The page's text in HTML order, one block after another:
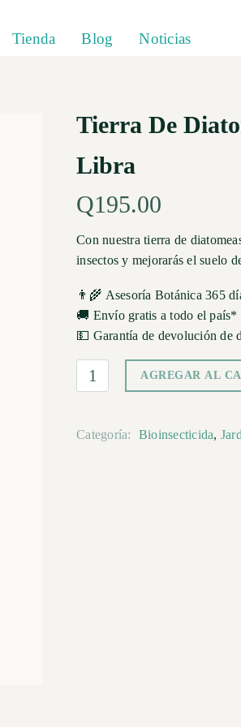
Tienda Blog Noticias
Tierra De
Libra
Q195.00
Con nuestra tierra de
insectos y mejorarás el suelo
👨‍🌾 Asesoría Botánica 365
🚚 Envío gratis a todo el país*
💵 Garantía de devolución de
AGREGAR AL
Categoría: Bioinsecticida,